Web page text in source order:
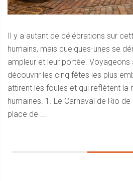
Il y a autant de célébrations sur
humains, mais quelques-unes se
ampleur et leur portée.
découvrir les cinq fêtes les plus
attirent les foules et qui reflètent la
humaines. 1. Le Carnaval de Rio
place de ...